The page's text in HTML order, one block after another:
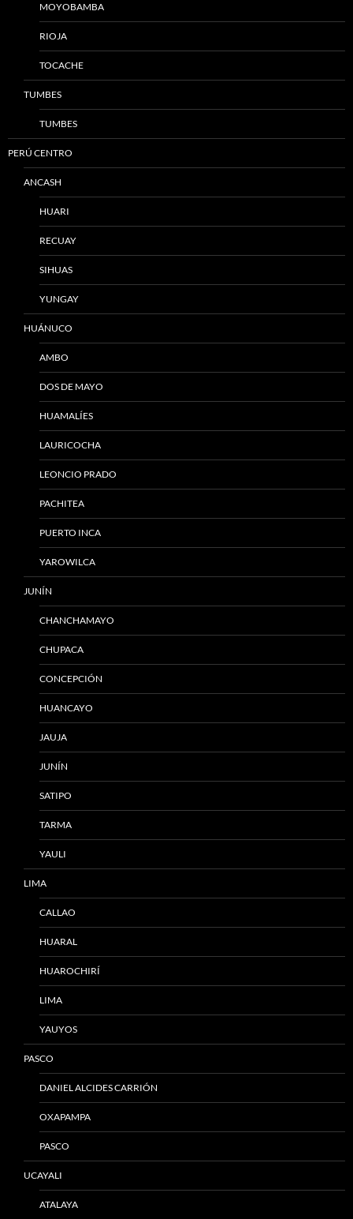
MOYOBAMBA
RIOJA
TOCACHE
TUMBES
TUMBES
PERÚ CENTRO
ANCASH
HUARI
RECUAY
SIHUAS
YUNGAY
HUÁNUCO
AMBO
DOS DE MAYO
HUAMALÍES
LAURICOCHA
LEONCIO PRADO
PACHITEA
PUERTO INCA
YAROWILCA
JUNÍN
CHANCHAMAYO
CHUPACA
CONCEPCIÓN
HUANCAYO
JAUJA
JUNÍN
SATIPO
TARMA
YAULI
LIMA
CALLAO
HUARAL
HUAROCHIRÍ
LIMA
YAUYOS
PASCO
DANIEL ALCIDES CARRIÓN
OXAPAMPA
PASCO
UCAYALI
ATALAYA